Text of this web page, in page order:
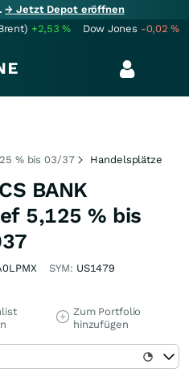
→ Jetzt Depot eröffnen
+2,53% Dow Jones -0,02%
% bis 03/37
Handelsplätze
BANK
5,125 % bis
SYM: US1479
Zum Portfolio
hinzufügen